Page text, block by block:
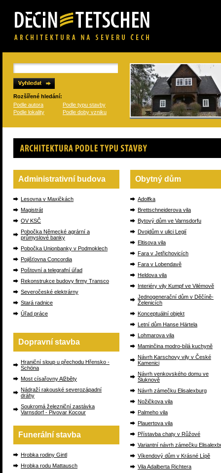
Rozšířené hledání:
Podle autora
Podle typu stavby
Podle lokality
Podle doby vzniku
Architektura podle typu stavby
Administrativní budova
Lesovna v Maxičkách
Magistrát
OV KSČ
Pobočka Německé agrární a
průmyslové banky
Pobočka Unionbanky v Podmoklech
Pojišťovna Concordia
Poštovní a telegrafní úřad
Rekonstrukce budovy firmy Transco
Severočeské elektrárny
Stará radnice
Úřad práce
Dopravní stavba
Hraniční sloup u přechodu Hřensko -
Schöna
Most císařovny Alžběty
Nádraží rakouské severozápadní
dráhy
Soukromá železniční zastávka
Varnsdorf - Pivovar Kocour
Funerální stavba
Hrobka rodiny Gintl
Hrobka rodu Mattausch
Obytný dům
Adolfka
Brettschneiderova vila
Bytový dům ve Varnsdorfu
Dvojdům v ulici Legií
Eltisova vila
Fara v Jetřichovicích
Fara v Lobendavě
Heldova vila
Interiéry vily Kumpf ve Vilémově
Jednogenerační dům v Děčíně-
Želenicích
Konceptuální objekt
Letní dům Hanse Härtela
Lohmarova vila
Maminčina modro-bílá kuchyně
Návrh Karschovy vily v České
Kamenici
Návrh venkovského domu ve
Šluknově
Návrh zámečku Elisalexburg
Nožičkova vila
Palmeho vila
Plauertova vila
Přístavba chaty v Růžové
Variantní návrh zámečku
Víkendový dům v Krásné Lípě
Vila Adalberta Richtera